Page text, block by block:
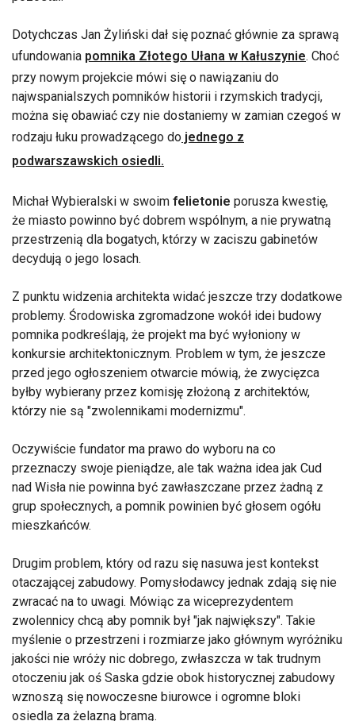
Dotychczas Jan Żyliński dał się poznać głównie za sprawą
ufundowania pomnika Złotego Ułana w Kałuszynie. Choć
przy nowym projekcie mówi się o nawiązaniu do
najwspanialszych pomników historii i rzymskich tradycji,
można się obawiać czy nie dostaniemy w zamian czegoś w
rodzaju łuku prowadzącego do jednego z
podwarszawskich osiedli.
Michał Wybieralski w swoim felietonie porusza kwestię,
że miasto powinno być dobrem wspólnym, a nie prywatną
przestrzenią dla bogatych, którzy w zaciszu gabinetów
decydują o jego losach.
Z punktu widzenia architekta widać jeszcze trzy dodatkowe
problemy. Środowiska zgromadzone wokół idei budowy
pomnika podkreślają, że projekt ma być wyłoniony w
konkursie architektonicznym. Problem w tym, że jeszcze
przed jego ogłoszeniem otwarcie mówią, że zwycięzca
byłby wybierany przez komisję złożoną z architektów,
którzy nie są "zwolennikami modernizmu".
Oczywiście fundator ma prawo do wyboru na co
przeznaczy swoje pieniądze, ale tak ważna idea jak Cud
nad Wisła nie powinna być zawłaszczane przez żadną z
grup społecznych, a pomnik powinien być głosem ogółu
mieszkańców.
Drugim problem, który od razu się nasuwa jest kontekst
otaczającej zabudowy. Pomysłodawcy jednak zdają się nie
zwracać na to uwagi. Mówiąc za wiceprezydentem
zwolennicy chcą aby pomnik był "jak największy". Takie
myślenie o przestrzeni i rozmiarze jako głównym wyróżniku
jakości nie wróży nic dobrego, zwłaszcza w tak trudnym
otoczeniu jak oś Saska gdzie obok historycznej zabudowy
wznoszą się nowoczesne biurowce i ogromne bloki
osiedla za żelazną bramą.